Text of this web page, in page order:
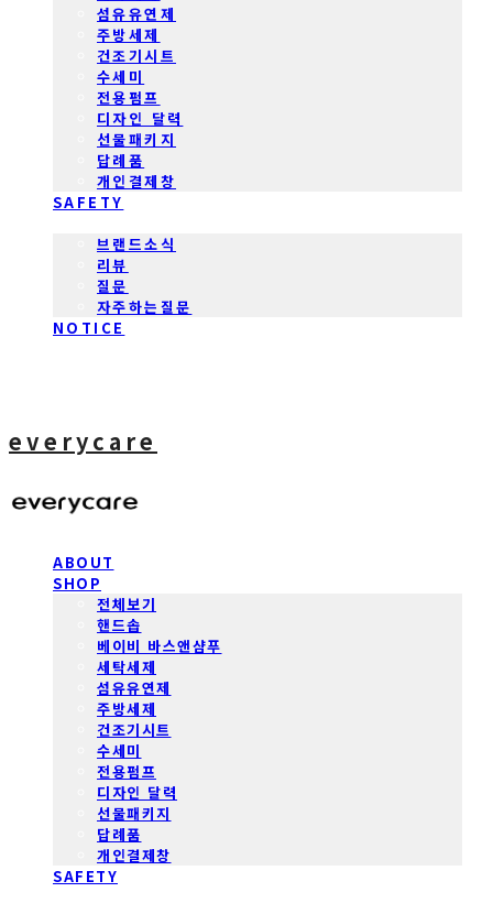
섬유유연제
주방세제
건조기시트
수세미
전용펌프
디자인 달력
선물패키지
답례품
개인결제창
SAFETY
브랜드소식
리뷰
질문
자주하는질문
NOTICE
everycare
ABOUT
SHOP
전체보기
핸드솝
베이비 바스앤샴푸
세탁세제
섬유유연제
주방세제
건조기시트
수세미
전용펌프
디자인 달력
선물패키지
답례품
개인결제창
SAFETY